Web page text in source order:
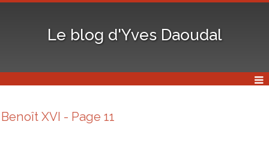
Le blog d'Yves Daoudal
Benoît XVI - Page 11